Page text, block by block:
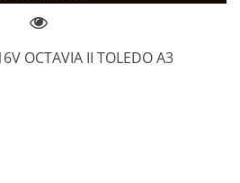
OCTAVIA II TOLEDO A3